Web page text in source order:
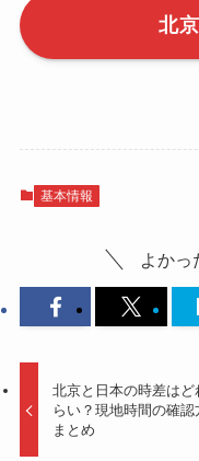
北
基本情報
よかっ
北京と日本の時差はど
らい？現地時間の確認
まとめ